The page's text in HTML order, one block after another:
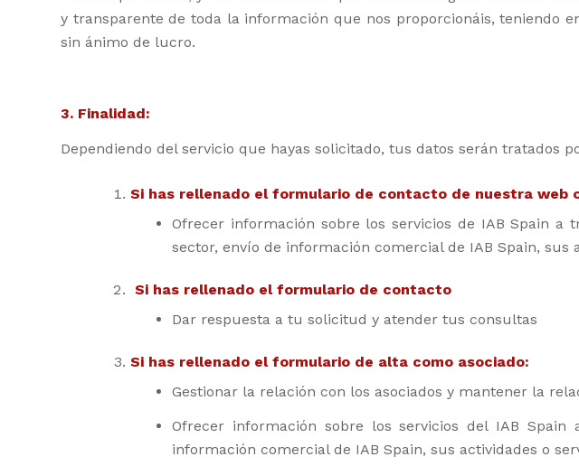
y transparente de toda la información que nos proporcionáis, teniendo
sin ánimo de lucro.
3. Finalidad:
Dependiendo del servicio que hayas solicitado, tus datos serán tratados
Si has rellenado el formulario de contacto de nuestra web
Ofrecer información sobre los servicios de IAB Spain a
sector, envío de información comercial de IAB Spain, sus
Si has rellenado el formulario de contacto
Dar respuesta a tu solicitud y atender tus consultas
Si has rellenado el formulario de alta como asociado:
Gestionar la relación con los asociados y mantener la
Ofrecer información sobre los servicios del IAB
información comercial de IAB Spain, sus actividades o